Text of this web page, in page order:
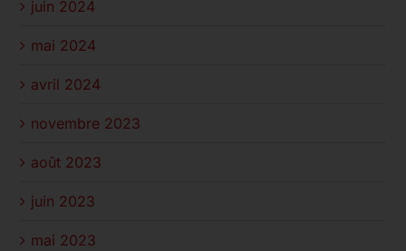
juin 2024
mai 2024
avril 2024
novembre 2023
août 2023
juin 2023
mai 2023